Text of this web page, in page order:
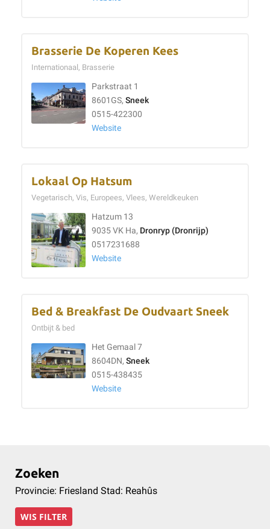
Brasserie De Koperen Kees
Internationaal, Brasserie
Parkstraat 1
8601GS, Sneek
0515-422300
Website
Lokaal Op Hatsum
Vegetarisch, Vis, Europees, Vlees, Wereldkeuken
Hatzum 13
9035 VK Ha, Dronryp (Dronrijp)
0517231688
Website
Bed & Breakfast De Oudvaart Sneek
Ontbijt & bed
Het Gemaal 7
8604DN, Sneek
0515-438435
Website
Zoeken
Provincie: Friesland Stad: Reahûs
WIS FILTER